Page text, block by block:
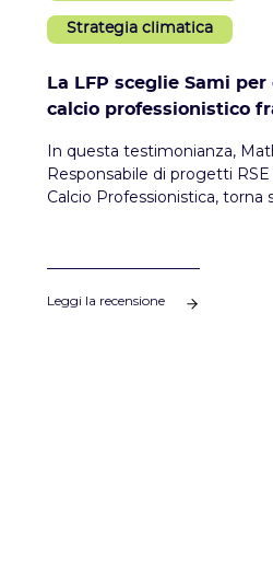
Strategia climatica
La LFP sceglie Sami
calcio professionistico
In questa testimonianza,
Responsabile di progetti
Calcio Professionistica, torna
costruire una guida
ai club professionistici.
Leggi la recensione